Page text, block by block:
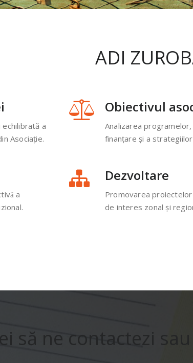
ADI
a
Asociaţie.
Obiectivul
Analizarea
finanţare și a
a
Dezvoltare
Promovarea
de interes zonal și
să ne contactezi sau